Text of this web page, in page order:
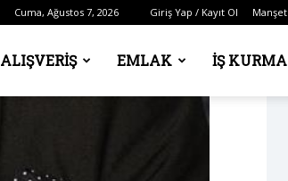
Cuma, Ağustos 7, 2026 Giriş Yap / Kayıt Ol Manşet
ALIŞVERIŞ EMLAK İŞ KURMA